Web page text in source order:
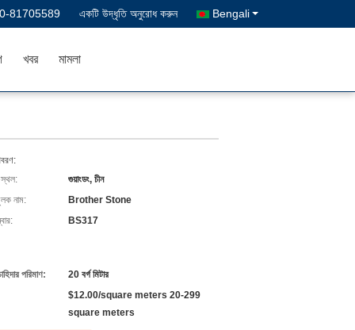
81705589 একটি উদ্ধৃতি অনুরোধ করুন Bengali
খবর মামলা
স্থল:
গুয়াংডং, চীন
নাম:
Brother Stone
BS317
পরিমাণ:
20 বর্গ মিটার
$12.00/square meters 20-299
square meters